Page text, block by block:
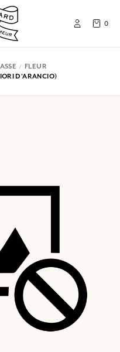
0
FLEUR
D'ARANCIO)